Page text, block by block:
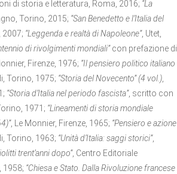
di storia e letteratura, Roma, 2016; “La
Torino, 2015; “San Benedetto e l’Italia del
2007; “Leggenda e realtà di Napoleone”, Utet,
di rivolgimenti mondiali”con prefazione di
Firenze, 1976; “Il pensiero politico italiano
Torino, 1975; “Storia del Novecento” (4 vol.)
“Storia d’Italia nel periodo fascista”, scritto con
1971; “Lineamenti di storia mondiale
, Le Monnier, Firenze, 1965; “Pensiero e azione
Torino, 1963; “Unità d’Italia: saggi storici”,
trent’anni dopo”, Centro Editoriale
1958; “Chiesa e Stato. Dalla Rivoluzione francese